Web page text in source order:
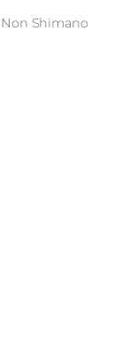
Shimano